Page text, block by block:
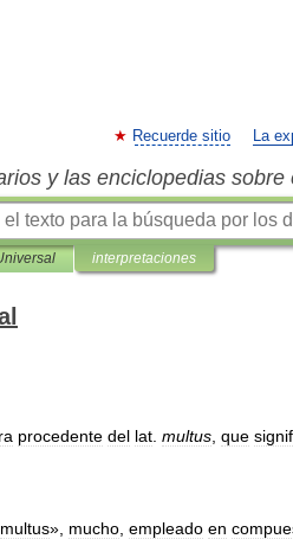
Recuerde sitio La
y las enciclopedias sobre
interpretaciones
procedente del lat multus que
multus», mucho empleado en